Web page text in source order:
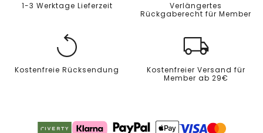
1-3 Werktage Lieferzeit
Verlängertes
Rückgaberecht für Member
Kostenfreie Rücksendung
Kostenfreier Versand für
Member ab 29€